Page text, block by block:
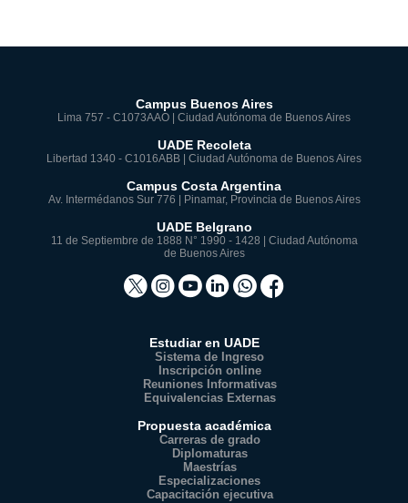
Campus Buenos Aires
Lima 757 - C1073AAO | Ciudad Autónoma de Buenos Aires
UADE Recoleta
Libertad 1340 - C1016ABB | Ciudad Autónoma de Buenos Aires
Campus Costa Argentina
Av. Intermédanos Sur 776 | Pinamar, Provincia de Buenos Aires
UADE Belgrano
11 de Septiembre de 1888 N° 1990 - 1428 | Ciudad Autónoma
de Buenos Aires
Estudiar en UADE
Sistema de Ingreso
Inscripción online
Reuniones Informativas
Equivalencias Externas
Propuesta académica
Carreras de grado
Diplomaturas
Maestrías
Especializaciones
Capacitación ejecutiva